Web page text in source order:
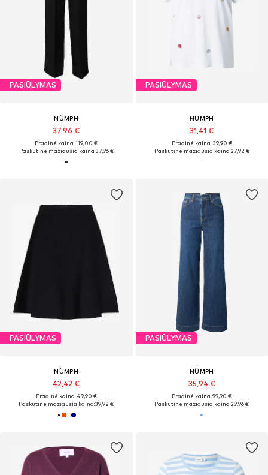
PASIŪLYMAS
NÜMPH
37,96 €
Pradinė kaina: 119,00 €
Paskutinė mažiausia kaina:37,96 €
PASIŪLYMAS
NÜMPH
31,41 €
Pradinė kaina: 39,90 €
Paskutinė mažiausia kaina:27,92 €
PASIŪLYMAS
NÜMPH
42,42 €
Pradinė kaina: 49,90 €
Paskutinė mažiausia kaina:39,92 €
PASIŪLYMAS
NÜMPH
35,94 €
Pradinė kaina: 99,90 €
Paskutinė mažiausia kaina:29,96 €